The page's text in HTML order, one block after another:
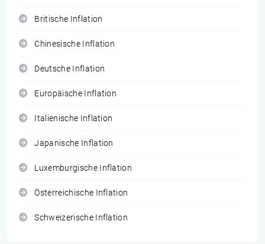
Britische Inflation
Chinesische Inflation
Deutsche Inflation
Europäische Inflation
Italienische Inflation
Japanische Inflation
Luxemburgische Inflation
Österreichische Inflation
Schweizerische Inflation